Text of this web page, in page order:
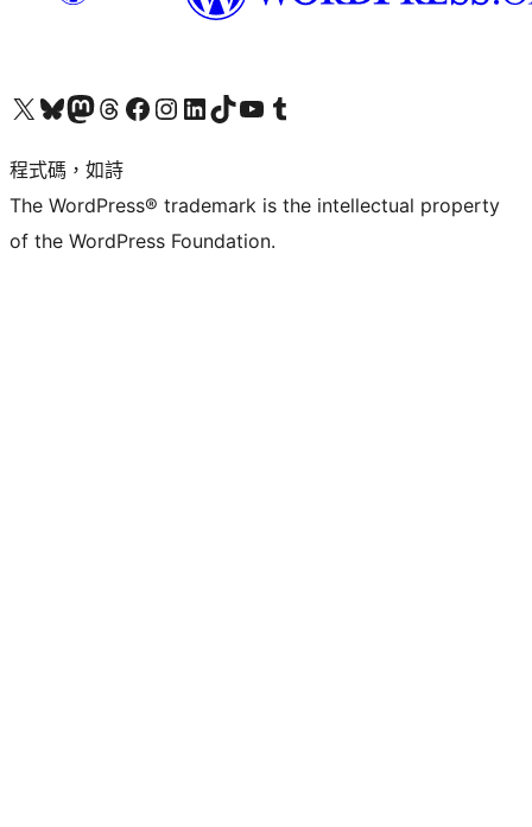
查看我們的 X (之前的 Twitter) 帳號造訪我們的 Bluesky 帳號造訪我們的 Mastodon 帳號造訪我們的 Threads 帳號 造訪我們的 Facebook 粉絲專頁Visit our Instagram account
Visit our LinkedIn account
造訪我們的 TikTok 帳號Visit our YouTube channel
造訪我們的 Tumblr 帳號
程式碼，如詩
The WordPress® trademark is the intellectual property
of the WordPress Foundation.